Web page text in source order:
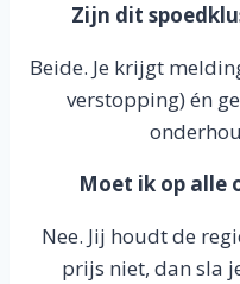
Zijn dit
Beide. Je krijgt
verstopping) én
Moet ik op alle
Nee. Jij houdt de
prijs niet, dan sla